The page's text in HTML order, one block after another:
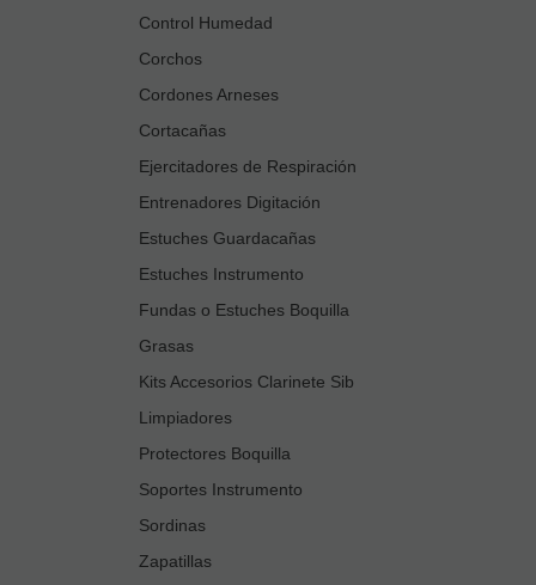
Control Humedad
Corchos
Cordones Arneses
Cortacañas
Ejercitadores de Respiración
Entrenadores Digitación
Estuches Guardacañas
Estuches Instrumento
Fundas o Estuches Boquilla
Grasas
Kits Accesorios Clarinete Sib
Limpiadores
Protectores Boquilla
Soportes Instrumento
Sordinas
Zapatillas